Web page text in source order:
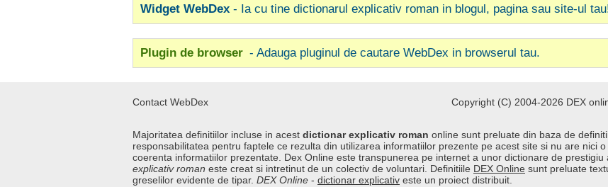
Widget WebDex - Ia cu tine dictionarul explicativ roman in blogul, pagina sau site-ul
Plugin de browser - Adauga pluginul de cautare WebDex in browserul tau.
Contact WebDex Copyright (C) 2004-2026 DEX
Majoritatea definitiilor incluse in acest dictionar explicativ roman online sunt preluate din baza de
responsabilitatea pentru faptele ce rezulta din utilizarea informatiilor prezente pe acest site si nu are nici
coerenta informatiilor prezentate. Dex Online este transpunerea pe internet a unor dictionare de prestigiu
explicativ roman este creat si intretinut de un colectiv de voluntari. Definitiile DEX Online sunt preluate
greselilor evidente de tipar. DEX Online - dictionar explicativ este un proiect distribuit.